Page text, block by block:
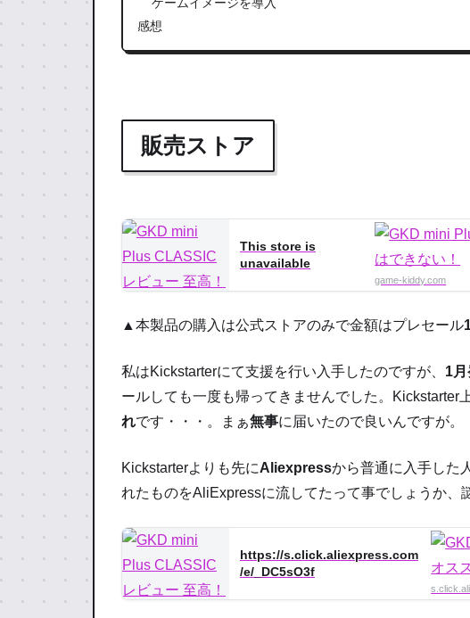
感想
販売ストア
This store is
unavailable
game-kiddy.com
▲本製品の購入は公式ストアのみで金額はプレセール
私はKickstarterにて支援を行い入手したのですが、 1
ールしても一度も帰ってきませんでした。Kickstarter
れです・・・。まぁ無事に届いたので良いんですが。
Kickstarterよりも先にAliexpressから普通に入手した
れたものをAliExpressに流してたって事でしょうか、
https://s.click.aliexpress.com
/e/_DC5sO3f